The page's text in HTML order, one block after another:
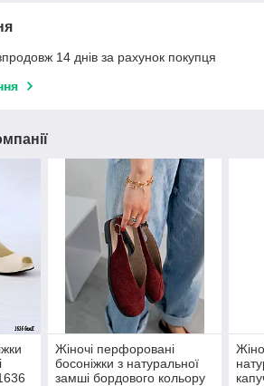
14 днів за рахунок покупця
Жіночі перфоровані
босоніжки з натуральної
замші бордового кольору